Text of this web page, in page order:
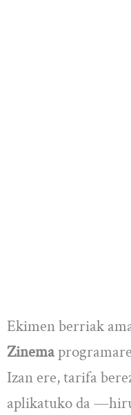
Ekimen berriak
Zinema
Izan ere, tarifa
aplikatuko da